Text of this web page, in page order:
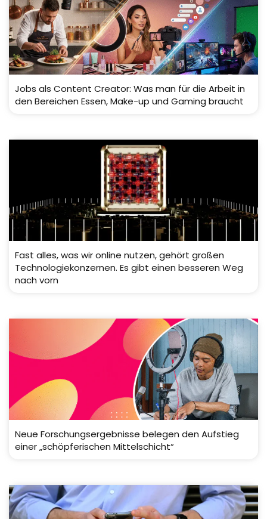
Jobs als Content Creator: Was man für die Arbeit in
den Bereichen Essen, Make-up und Gaming braucht
Fast alles, was wir online nutzen, gehört großen
Technologiekonzernen. Es gibt einen besseren Weg
nach vorn
Neue Forschungsergebnisse belegen den Aufstieg
einer „schöpferischen Mittelschicht“